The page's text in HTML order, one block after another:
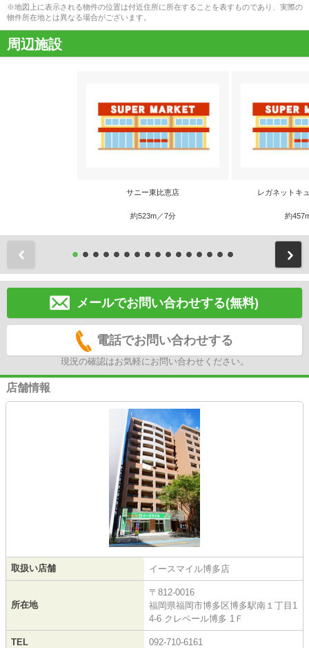
※地図上に表示される物件の位置は付近住所に所在することを表すものであり、実際の
物件所在地とは異なる場合がございます。
周辺施設
サニー東比恵店
約523m／7分
レガネットキ
約
メールでお問い合わせする(無料)
電話でお問い合わせする
現況の確認はお気軽にお問い合わせください。
店舗情報
取扱い店舗 イースマイル博多店
所在地
〒812-0016
福岡県福岡市博多区博多駅南１丁目1
4-6 クレベール博多 1Ｆ
TEL 092-710-6161